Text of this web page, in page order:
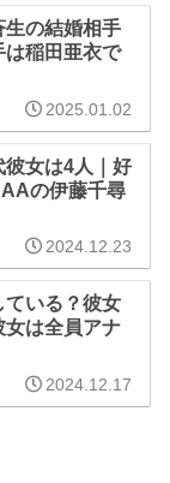
生の結婚相手
は稲田亜衣で
2025.01.02
女は4人｜好
の伊藤千尋
2024.12.23
ている？彼女
女は全員アナ
2024.12.17